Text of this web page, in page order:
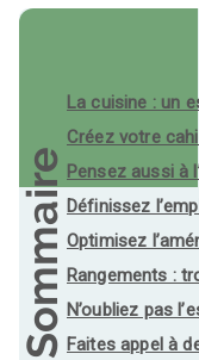
Sommaire
La cuisine : un
Créez votre
Pensez aussi à
Définissez
Optimisez
Rangements :
N’oubliez pas
Faites appel à